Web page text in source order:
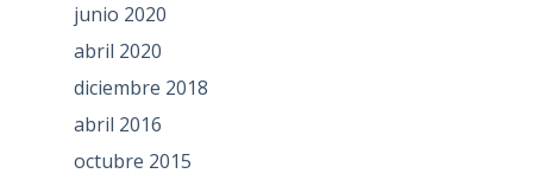
junio 2020
abril 2020
diciembre 2018
abril 2016
octubre 2015